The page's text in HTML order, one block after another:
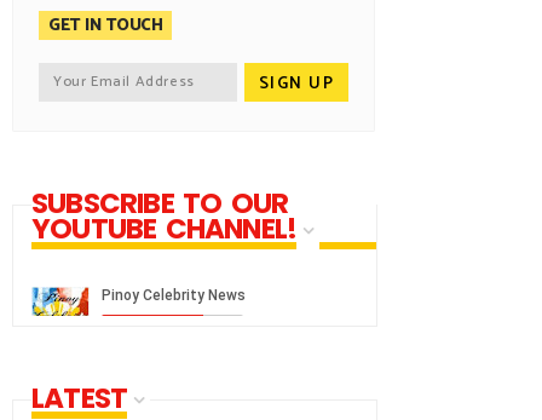
GET IN TOUCH
SUBSCRIBE TO OUR
YOUTUBE CHANNEL!
LATEST